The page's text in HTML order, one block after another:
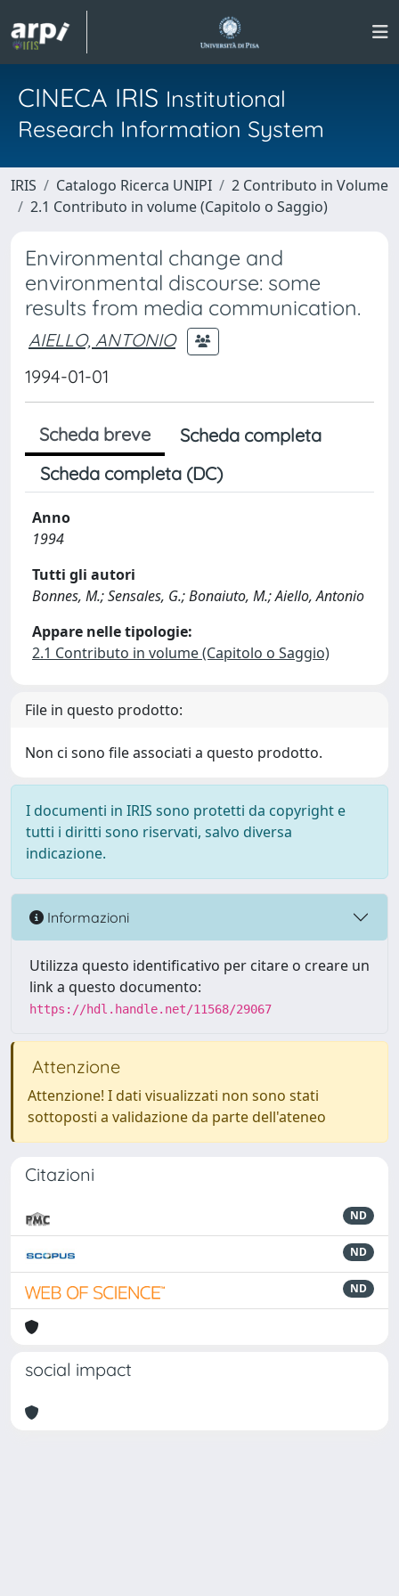
CINECA IRIS Institutional
Research Information System
IRIS Catalogo Ricerca UNIPI
2 Contributo in Volume
2.1 Contributo in volume (Capitolo o Saggio)
Environmental change and
environmental discourse: some
results from media communication.
AIELLO, ANTONIO
1994-01-01
Scheda breve
Scheda completa
Scheda completa (DC)
Anno
1994
Tutti gli autori
Bonnes, M.; Sensales, G.; Bonaiuto, M.; Aiello, Antonio
Appare nelle tipologie:
2.1 Contributo in volume (Capitolo o Saggio)
File in questo prodotto:
Non ci sono file associati a questo prodotto.
I documenti in IRIS sono protetti da copyright e
tutti i diritti sono riservati, salvo diversa
indicazione.
Informazioni
Utilizza questo identificativo per citare o creare un
link a questo documento:
https://hdl.handle.net/11568/29067
Attenzione
Attenzione! I dati visualizzati non sono stati
sottoposti a validazione da parte dell'ateneo
Citazioni
ND
ND
ND
social impact